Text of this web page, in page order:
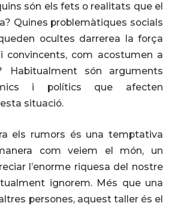
són els fets o realitats que el
Quines problemàtiques socials
ocultes darrerea la força
convincents, com acostumen a
Habitualment són arguments
i polítics que afecten
situació.
els rumors és una temptativa
com veiem el món, un
l’enorme riquesa del nostre
ignorem. Més que una
persones, aquest taller és el